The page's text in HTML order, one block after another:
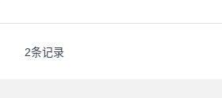
2条记录